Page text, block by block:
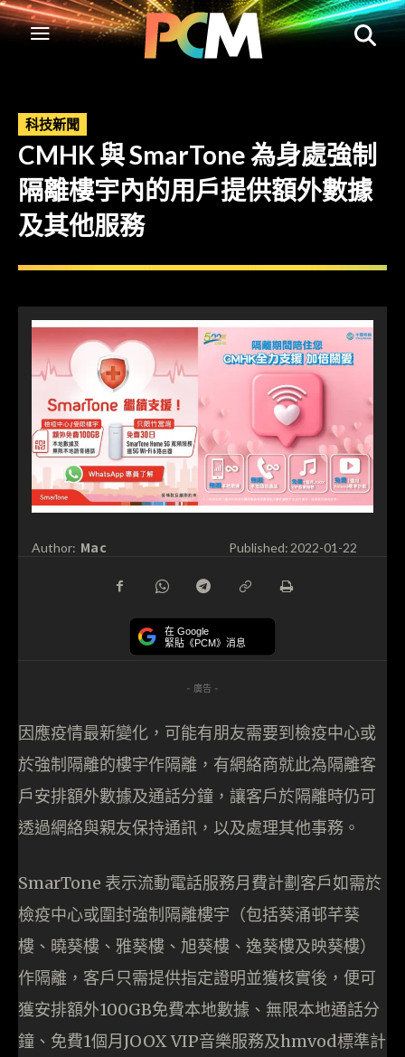
科技新聞
CMHK 與 SmarTone 為身處強制
隔離樓宇內的用戶提供額外數據
及其他服務
Author: Mac Published: 2022-01-22
在 Google
緊貼《PCM》消息
- 廣告 -
因應疫情最新變化，可能有朋友需要到檢疫中心或
於強制隔離的樓宇作隔離，有網絡商就此為隔離客
戶安排額外數據及通話分鐘，讓客戶於隔離時仍可
透過網絡與親友保持通訊，以及處理其他事務。
SmarTone 表示流動電話服務月費計劃客戶如需於
檢疫中心或圍封強制隔離樓宇（包括葵涌邨芊葵
樓、曉葵樓、雅葵樓、旭葵樓、逸葵樓及映葵樓）
作隔離，客戶只需提供指定證明並獲核實後，便可
獲安排額外100GB免費本地數據、無限本地通話分
鐘、免費1個月JOOX VIP音樂服務及hmvod標準計